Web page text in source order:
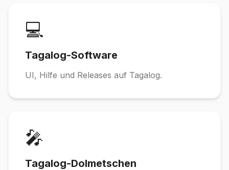
💻
Tagalog-Software
UI, Hilfe und Releases auf Tagalog.
🎤
Tagalog-Dolmetschen